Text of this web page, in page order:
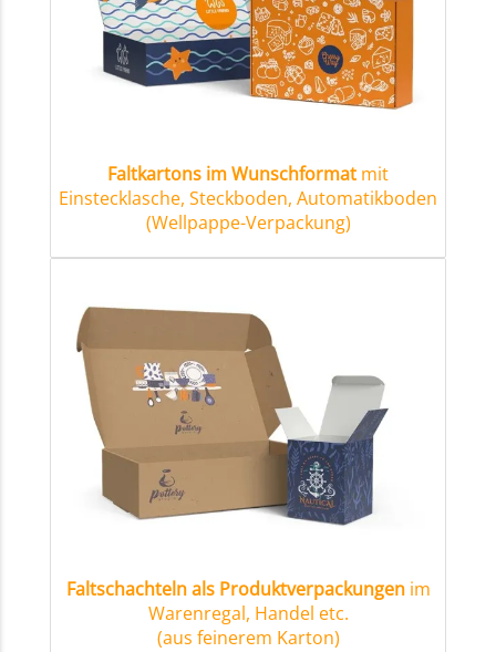
Faltkartons im Wunschformat mit
Einstecklasche, Steckboden, Automatikboden
(Wellpappe-Verpackung)
Faltschachteln als Produktverpackungenim
Warenregal, Handel etc.
(aus feinerem Karton)